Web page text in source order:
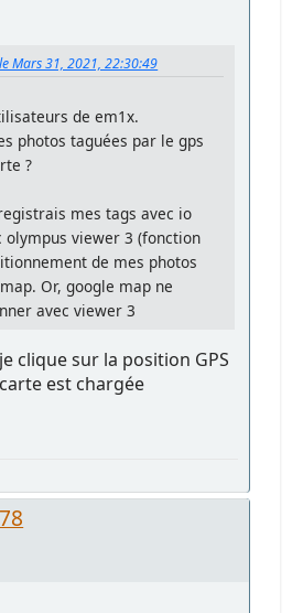
Mars 31, 2021, 22:30:49
de em1x.
photos taguées par le gps
?
mes tags avec io
olympus viewer 3 (fonction
de mes photos
Or, google map ne
avec viewer 3
clique sur la position GPS
est chargée